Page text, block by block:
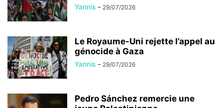
Yannis - 29/07/2026
Le Royaume-Uni rejette l’appel au
génocide à Gaza
Yannis - 29/07/2026
Pedro Sánchez remercie une